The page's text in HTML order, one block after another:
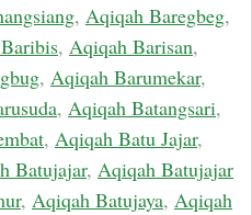
, Aqiqah Baregbeg,
, Aqiqah Barisan,
, Aqiqah Barumekar,
, Aqiqah Batangsari,
, Aqiqah Batu Jajar,
Batujajar, Aqiqah Batujajar
, Aqiqah Batujaya, Aqiqah